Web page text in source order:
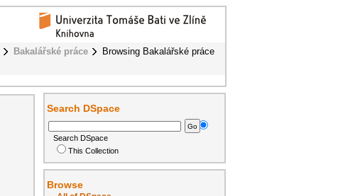
Bakalářské práce
Browsing Bakalářské práce
Search DSpace
Search DSpace
This Collection
Browse